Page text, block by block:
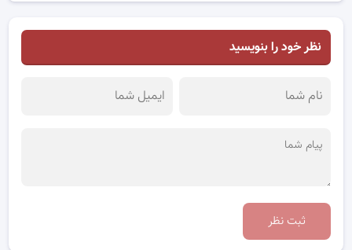
نظر خود را بنویسید
ثبت نظر